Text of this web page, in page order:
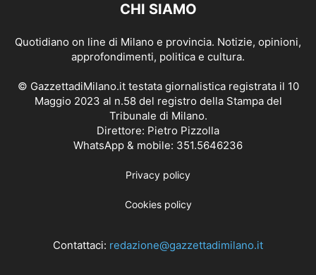
CHI SIAMO
Quotidiano on line di Milano e provincia. Notizie, opinioni,
approfondimenti, politica e cultura.
© GazzettadiMilano.it testata giornalistica registrata il 10
Maggio 2023 al n.58 del registro della Stampa del
Tribunale di Milano.
Direttore: Pietro Pizzolla
WhatsApp & mobile: 351.5646236
Privacy policy
Cookies policy
Contattaci: redazione@gazzettadimilano.it